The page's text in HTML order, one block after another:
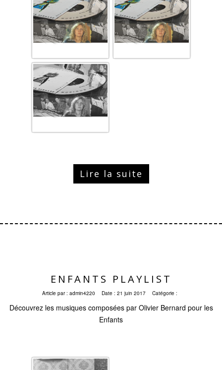
Lire la suite
ENFANTS PLAYLIST
Article par : admin4220 Date : 21 juin 2017 Catégorie :
Découvrez les musiques composées par Olivier Bernard pour les
Enfants